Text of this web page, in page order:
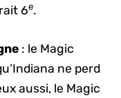
6e.
: le Magic
ne perd
aussi, le Magic